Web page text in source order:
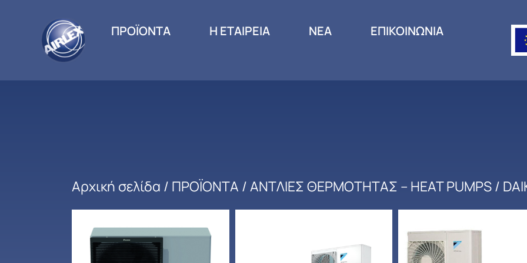
ΠΡΟΪΟΝΤΑ Η ΕΤΑΙΡΕΙΑ ΝΕΑ ΕΠΙΚΟΙΝΩΝΙΑ
Αρχική σελίδα / ΠΡΟΪΟΝΤΑ /ΑΝΤΛΙΕΣ ΘΕΡΜΟΤΗΤΑΣ – HEAT PUMPS/